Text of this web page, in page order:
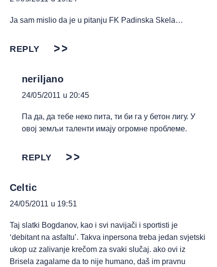
Ja sam mislio da je u pitanju FK Padinska Skela…
REPLY
neriljano
24/05/2011 u 20:45
Па да, да тебе неко пита, ти би га у бетон лигу. У
овој земљи таленти имају огромне проблеме.
REPLY
Celtic
24/05/2011 u 19:51
Taj slatki Bogdanov, kao i svi navijači i sportisti je
‘debitant na asfaltu’. Takva inpersona treba jedan svjetski
ukop uz zalivanje krečom za svaki slučaj. ako ovi iz
Brisela zagalame da to nije humano, daš im pravnu